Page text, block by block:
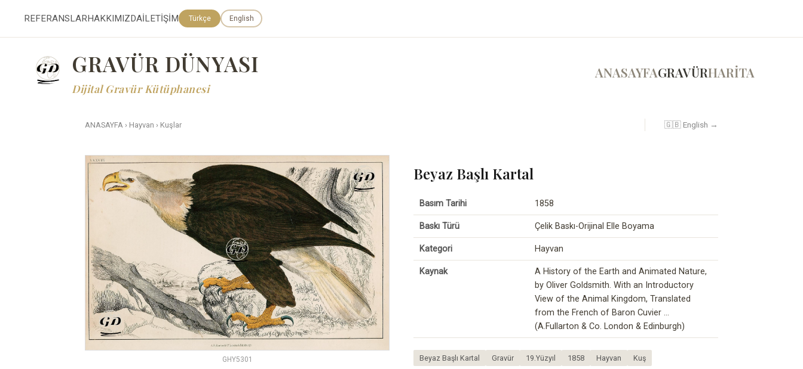
REFERANSLARHAKKIMIZDAİLETİŞİM Türkçe English
GRAVÜR DÜNYASI
Dijital Gravür Kütüphanesi
ANASAYFAGRAVÜRHARİTA
ANASAYFA › Hayvan › Kuşlar 🇬🇧 English →
GHY5301
Beyaz Başlı Kartal
Basım Tarihi 1858
Baskı Türü Çelik Baskı-Orijinal Elle Boyama
Kategori Hayvan
Kaynak
A History of the Earth and Animated Nature,
by Oliver Goldsmith. With an Introductory
View of the Animal Kingdom, Translated
from the French of Baron Cuvier ...
(A.Fullarton & Co. London & Edinburgh)
Beyaz Başlı Kartal Gravür 19.Yüzyıl 1858 Hayvan Kuş